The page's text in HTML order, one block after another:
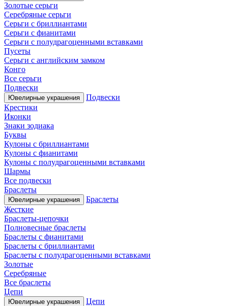
Золотые серьги
Серебряные серьги
Серьги с бриллиантами
Серьги с фианитами
Серьги с полудрагоценными вставками
Пусеты
Серьги с английским замком
Конго
Все серьги
Подвески
Ювелирные украшения
Подвески
Крестики
Иконки
Знаки зодиака
Буквы
Кулоны с бриллиантами
Кулоны с фианитами
Кулоны с полудрагоценными вставками
Шармы
Все подвески
Браслеты
Ювелирные украшения
Браслеты
Жесткие
Браслеты-цепочки
Полновесные браслеты
Браслеты с фианитами
Браслеты с бриллиантами
Браслеты с полудрагоценными вставками
Золотые
Серебряные
Все браслеты
Цепи
Ювелирные украшения
Цепи